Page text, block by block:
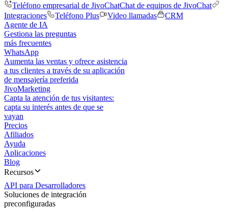
Teléfono empresarial de JivoChatChat de equipos de JivoChat
Integraciones
Teléfono Plus Video llamadas
CRM
Agente de IA
Gestiona las preguntas
más frecuentes
WhatsApp
Aumenta las ventas y ofrece asistencia
a tus clientes a través de su aplicación
de mensajería preferida
JivoMarketing
Capta la atención de tus visitantes:
capta su interés antes de que se
vayan
Precios
Afiliados
Ayuda
Aplicaciones
Blog
Recursos
API para Desarrolladores
Soluciones de integración
preconfiguradas